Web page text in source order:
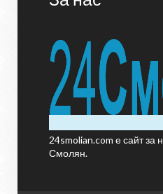
24smolian.com е сайт за
Смолян.